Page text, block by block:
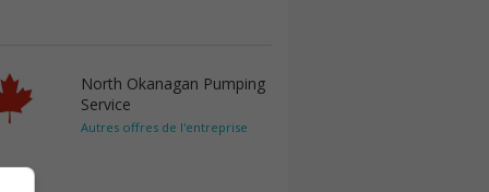
North Okanagan Pumping
Service
Autres offres de l'entreprise